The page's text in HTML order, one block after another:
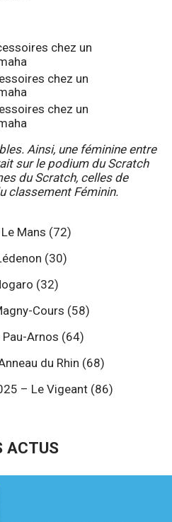
chez un
chez un
chez un
Ainsi, une féminine entre
sur le podium du Scratch
du Scratch, celles de
classement Féminin.
Mans (72)
(30)
(32)
Cours (58)
Arnos (64)
du Rhin (68)
– Le Vigeant (86)
ACTUS